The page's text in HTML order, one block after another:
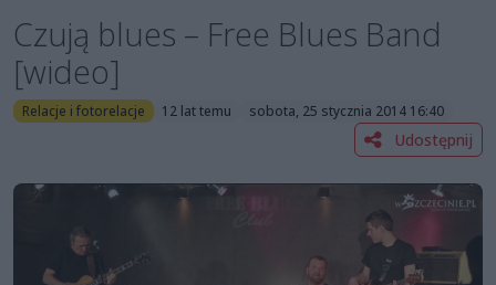
Czują blues – Free Blues Band
[wideo]
Relacje i fotorelacje 12 lat temu sobota, 25 stycznia 2014 16:40
Udostępnij